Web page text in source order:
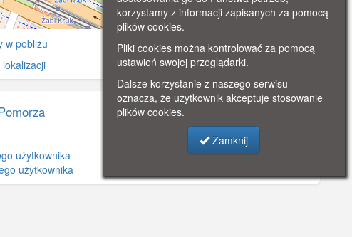
©OpenStreetMapcontributors.
w pobliżu
użytkownika
użytkownika
korzystamy z informacji zapisanych za pomocą
plików cookies.
Pliki cookies można kontrolować za pomocą
ustawień swojej przeglądarki.
Dalsze korzystanie z naszego serwisu
oznacza, że użytkownik akceptuje stosowanie
plików cookies.
Zamknij